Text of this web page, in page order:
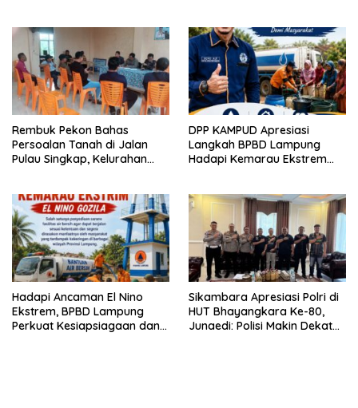
Rembuk Pekon Bahas
Persoalan Tanah di Jalan
Pulau Singkap, Kelurahan
DPP KAMPUD Apresiasi
Langkah BPBD Lampung
Hadapi Kemarau Ekstrem
Hadapi Ancaman El Nino
Ekstrem, BPBD Lampung
Perkuat Kesiapsiagaan dan
Sikambara Apresiasi Polri di
HUT Bhayangkara Ke-80,
Junaedi: Polisi Makin Dekat